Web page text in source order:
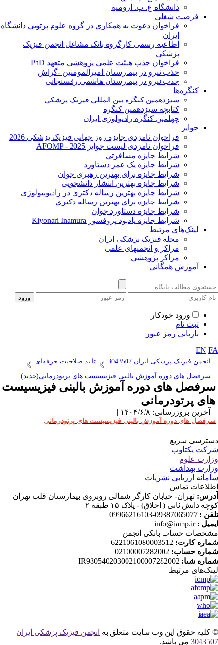
دانشگاه ع. پ. ارومیه
فرصت شغلی
فراخوان دعوت به همکاری در گروه علوم پرتویی دانشگاه
ایران
اطاعیه رسمی کارگروه بانک مشاغل انجمن فیزیک
پزشکی
فراخوان جذب هیئت علمی پژوهشی متعهد PhD
حذب نیرو در بیمارستان امیرالمومنین -گراش
جذب نیرو در بیمارستان هاشمی رفسنجانی
کنگره‌ها
سیزدهمین کنگره بین المللی فیزیک پزشکی
کتابچه سیزدهمین کنگره
چهلمین کنگره رادیولوژی ایران
جوایز
فراخوان نامزدی جایزه روز جهانی فیزیک پزشکی 2026
فراخوان نامزدی لیست جوایز AFOMP - 2025
شرایط جایزه مسافرتی
شرایط جایزه یک عمر دستاورد
شرایط جایزه برای بهترین رهبری جوان
شرایط جایزه بهترین انتشار دانشجویی
شرایط جایزه بهترین رساله دکتری در رادیوبیولوژی
شرایط جایزه برای بهترین رساله دکتری
شرایط جایزه دستاورد جوان
شرایط جایزه یادبود پروفسور Kiyonari Inamura
لینک‌های مرتبط
مجله فیزیک پزشکی ایران
مراکز و انجمنهای علمی
مراکز پژوهشی
آموزش همگانی
ورود خودکار
ثبت نام
بازیابی رمز عبور
EN
انجمن فیزیک پزشکی ایران 3043507
تایید صلاحیت حرفه‌ای
سرفصل های دوره آموزش بالینی فیزیسیست های پرتودرمانی(جدید)
های دوره آموزش بالینی فیزیسیست
پرتودرمانی
بروزرسانی: ۱۴۰۴/۶/۸ |
های دوره آموزش بالینی فیزیسیست های پرتودرمانی
سریع
یکتاوب
علوم
بهداشت
ارزیابی نشریات
تماس
تهران- خیابان کارگر شمالی روبروی بیمارستان قلب تهران
دانش ثانی ( اخلاق) - پلاک ۱۵ طبقه ۲
:
09387065077-09966216103
:
info@iamp.ir
حساب بانکی انجمن
کارت:6221061080003512
حساب:02100007282002
شبا:IR980540203002100007282002
مرتبط
کلیه حقوق این وب سایت متعلق بهانجمن فیزیک پزشکی ایران
می باشد.